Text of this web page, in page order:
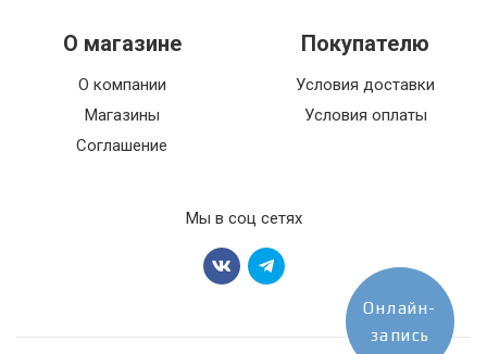
О магазине
О компании
Магазины
Соглашение
Покупателю
Условия доставки
Условия оплаты
Мы в соц сетях
Онлайн-
запись